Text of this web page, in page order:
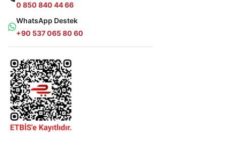
0 850 840 44 66
WhatsApp Destek
+90 537 065 80 60